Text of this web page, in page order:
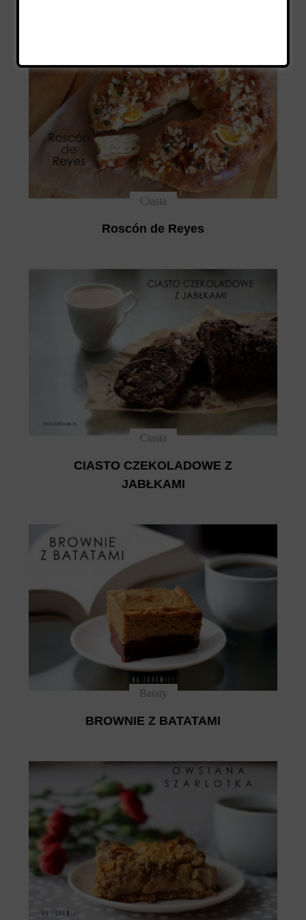
Ciasta
Roscón de Reyes
Ciasta
CIASTO CZEKOLADOWE Z
JABŁKAMI
Bataty
BROWNIE Z BATATAMI